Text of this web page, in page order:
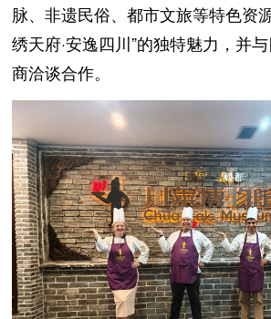
脉、非遗民俗、都市文旅等特色资
绣天府·安逸四川”的独特魅力，并
商洽谈合作。